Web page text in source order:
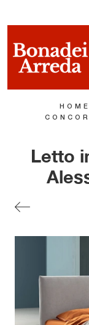
HOME
Letto